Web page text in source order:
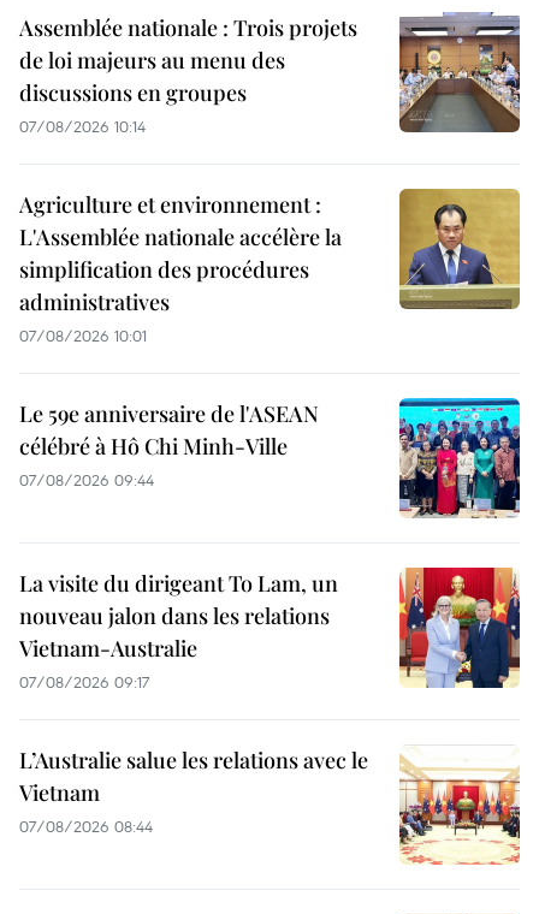
Assemblée nationale : Trois projets
de loi majeurs au menu des
discussions en groupes
07/08/2026 10:14
Agriculture et environnement :
L'Assemblée nationale accélère la
simplification des procédures
administratives
07/08/2026 10:01
Le 59e anniversaire de l'ASEAN
célébré à Hô Chi Minh-Ville
07/08/2026 09:44
La visite du dirigeant To Lam, un
nouveau jalon dans les relations
Vietnam-Australie
07/08/2026 09:17
L’Australie salue les relations avec le
Vietnam
07/08/2026 08:44